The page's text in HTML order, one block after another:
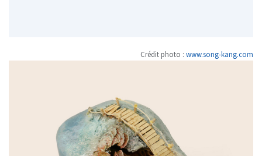
Crédit photo : www.song-kang.com